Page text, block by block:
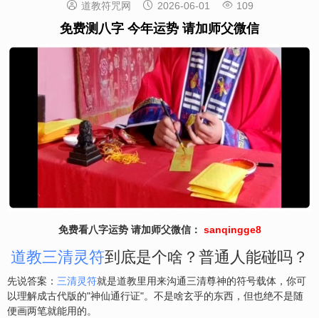
 道教符咒网  2026-06-01  109
免费测八字 今年运势 请加师父微信
免费看八字运势 请加师父微信： sanqingge8
道教三清灵符到底是个啥？普通人能碰吗？
先说答案： 三清灵符就是道教里用来沟通三清尊神的符号载体，你可
以理解成古代版的"神仙通行证"。不是啥玄乎的东西，但也绝不是随
便画两笔就能用的。